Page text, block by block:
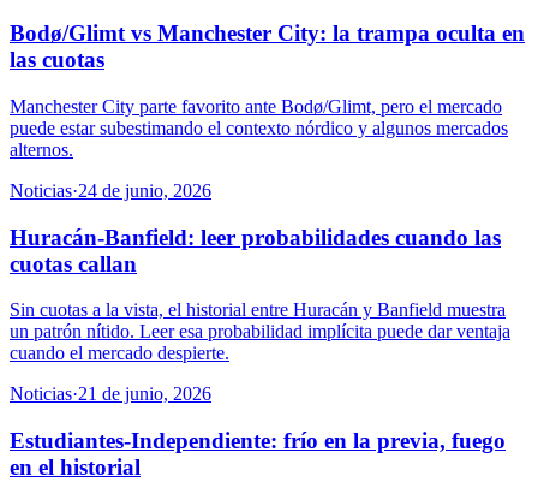
Bodø/Glimt vs Manchester City: la trampa oculta en
las cuotas
Manchester City parte favorito ante Bodø/Glimt, pero el mercado
puede estar subestimando el contexto nórdico y algunos mercados
alternos.
Noticias·24 de junio, 2026
Huracán-Banfield: leer probabilidades cuando las
cuotas callan
Sin cuotas a la vista, el historial entre Huracán y Banfield muestra
un patrón nítido. Leer esa probabilidad implícita puede dar ventaja
cuando el mercado despierte.
Noticias·21 de junio, 2026
Estudiantes-Independiente: frío en la previa, fuego
en el historial